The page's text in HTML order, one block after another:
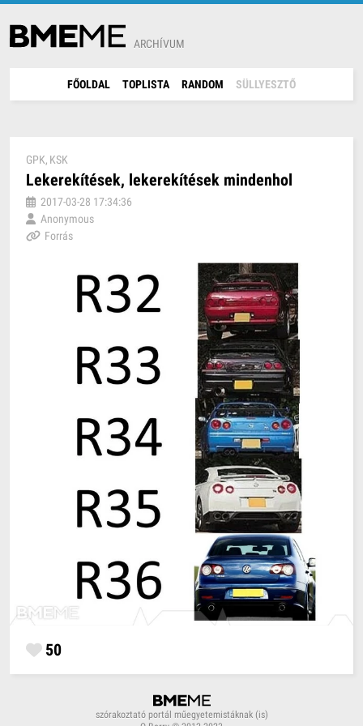
ARCHÍVUM
FŐOLDAL TOPLISTA RANDOM SÜLLYESZTŐ
GPK KSK
Lekerekítések, lekerekítések mindenhol
2017-03-28 17:34:36
Anonymous
Forrás
50
szórakoztató portál műegyetemistáknak (is)